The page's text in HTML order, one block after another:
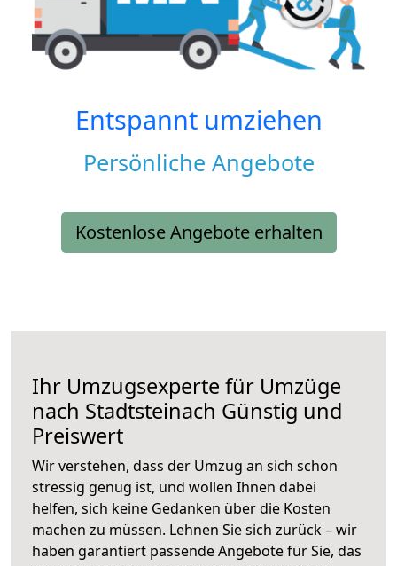
Entspannt umziehen
Persönliche Angebote
Kostenlose Angebote erhalten
Ihr Umzugsexperte für Umzüge
nach Stadtsteinach Günstig und
Preiswert
Wir verstehen, dass der Umzug an sich schon
stressig genug ist, und wollen Ihnen dabei
helfen, sich keine Gedanken über die Kosten
machen zu müssen. Lehnen Sie sich zurück – wir
haben garantiert passende Angebote für Sie, das